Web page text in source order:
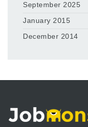
September 2025
January 2015
December 2014